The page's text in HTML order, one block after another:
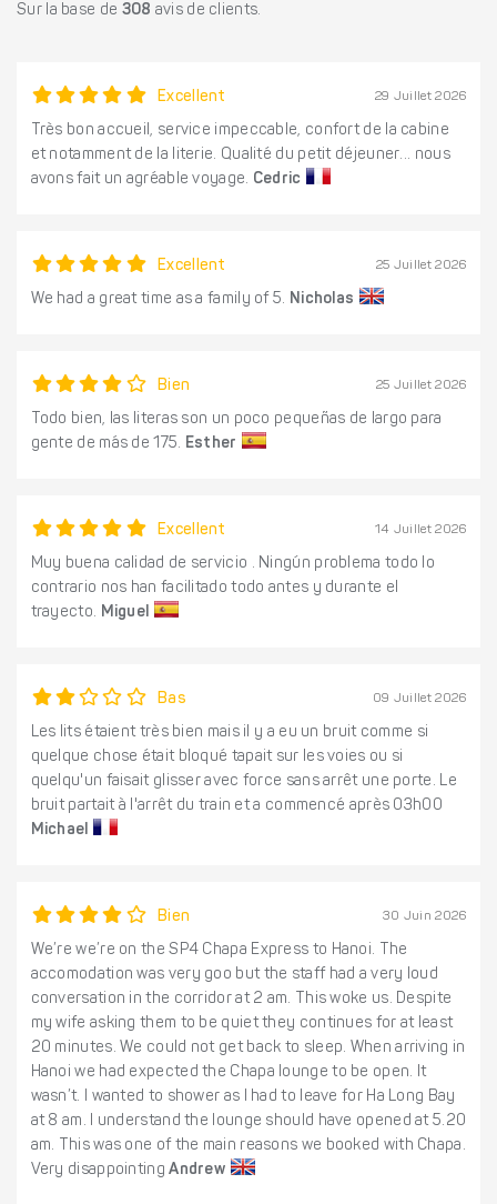
Sur la base de 308 avis de clients.
Excellent 29 Juillet 2026
Très bon accueil, service impeccable, confort de la cabine
et notamment de la literie. Qualité du petit déjeuner... nous
avons fait un agréable voyage. Cedric
Excellent 25 Juillet 2026
We had a great time as a family of 5. Nicholas
Bien 25 Juillet 2026
Todo bien, las literas son un poco pequeñas de largo para
gente de más de 175. Esther
Excellent 14 Juillet 2026
Muy buena calidad de servicio . Ningún problema todo lo
contrario nos han facilitado todo antes y durante el
trayecto. Miguel
Bas 09 Juillet 2026
Les lits étaient très bien mais il y a eu un bruit comme si
quelque chose était bloqué tapait sur les voies ou si
quelqu'un faisait glisser avec force sans arrêt une porte. Le
bruit partait à l'arrêt du train et a commencé après 03h00
Michael
Bien 30 Juin 2026
We’re we’re on the SP4 Chapa Express to Hanoi. The
accomodation was very goo but the staff had a very loud
conversation in the corridor at 2 am. This woke us. Despite
my wife asking them to be quiet they continues for at least
20 minutes. We could not get back to sleep. When arriving in
Hanoi we had expected the Chapa lounge to be open. It
wasn’t. I wanted to shower as I had to leave for Ha Long Bay
at 8 am. I understand the lounge should have opened at 5.20
am. This was one of the main reasons we booked with Chapa.
Very disappointingAndrew